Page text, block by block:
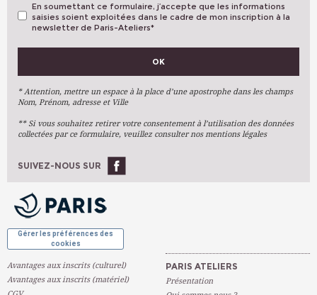
VOS PRÉFÉRENCES
Arts Plastiques
Arts Du Texte
Arts Numériques
Ateliers À L'année
En soumettant ce formulaire, j’accepte que les informations
saisies soient exploitées dans le cadre de mon inscription à la
newsletter de Paris-Ateliers*
OK
* Attention, mettre un espace à la place d’une apostrophe dans les champs
Nom, Prénom, adresse et Ville
** Si vous souhaitez retirer votre consentement à l’utilisation des données
collectées par ce formulaire, veuillez consulter nos mentions légales
SUIVEZ-NOUS SUR
Gérer les préférences des
cookies
Avantages aux inscrits (culturel)
Avantages aux inscrits (matériel)
PARIS ATELIERS
Présentation